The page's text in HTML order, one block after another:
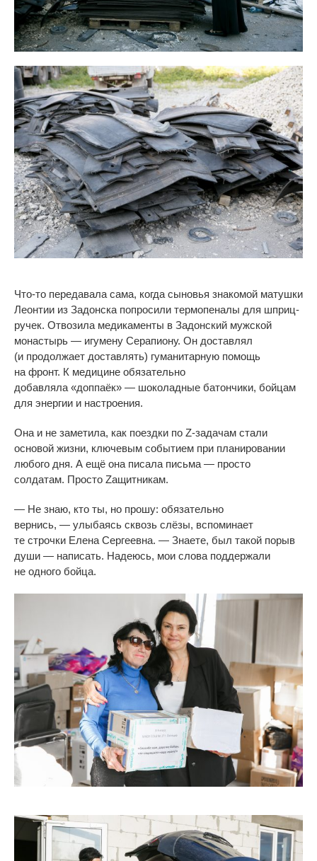
Что-то передавала сама, когда сыновья знакомой матушки
Леонтии из Задонска попросили термопеналы для шприц-
ручек. Отвозила медикаменты в Задонский мужской
монастырь — игумену Серапиону. Он доставлял
(и продолжает доставлять) гуманитарную помощь
на фронт. К медицине обязательно
добавляла«доппаёк» — шоколадные батончики, бойцам
для энергии и настроения.
Она и не заметила, как поездки по Z-задачам стали
основой жизни, ключевым событием при планировании
любого дня. А ещё она писала письма — просто
солдатам. Просто Zащитникам.
— Не знаю, кто ты, но прошу: обязательно
вернись, — улыбаясь сквозь слёзы, вспоминает
те строчки Елена Сергеевна. — Знаете, был такой порыв
души — написать. Надеюсь, мои слова поддержали
не одного бойца.